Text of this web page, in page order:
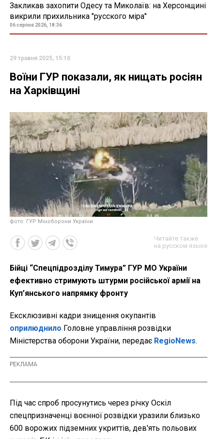
Закликав захопити Одесу та Миколаїв: на Херсонщині
викрили прихильника "русского міра"
06 серпня 2026, 18:36
29 травня 2025, 15:10
Воїни ГУР показали, як нищать росіян
на Харківщині
фото: ГУР Міноборони України
Читайте также
на русском языке
Бійці “Спецпідрозділу Тимура” ГУР МО України
ефективно стримують штурми російської армії на
Куп’янського напрямку фронту
Ексклюзивні кадри знищення окупантів
оприлюднило Головне управління розвідки
Міністерства оборони України, передає RegioNews.
Під час спроб просунутись через річку Оскіл
спецпризначенці воєнної розвідки уразили близько
600 ворожих підземних укриттів, дев'ять польових